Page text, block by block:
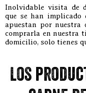
Inolvidable visita de
que se han implicado
apuestan por nuestra
comprarla en nuestra
domicilio, solo tienes
Los